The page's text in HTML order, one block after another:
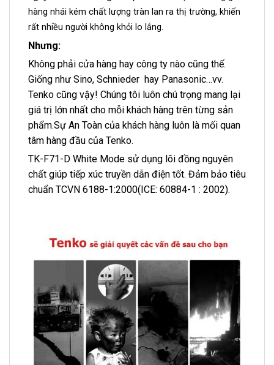
hàng nhái kém chất lượng tràn lan ra thị trường, khiến
rất nhiều người không khỏi lo lắng.
Nhưng:
Không phải cửa hàng hay công ty nào cũng thế.
Giống như Sino, Schnieder hay Panasonic…vv.
Tenko cũng vậy! Chúng tôi luôn chú trọng mang lại
giá trị lớn nhất cho mỗi khách hàng trên từng sản
phẩm.Sự An Toàn của khách hàng luôn là mối quan
tâm hàng đầu của Tenko.
TK-F71-D White Mode sử dụng lõi đồng nguyên
chất giúp tiếp xúc truyền dẫn điện tốt. Đảm bảo tiêu
chuẩn TCVN 6188-1:2000(ICE: 60884-1 : 2002).